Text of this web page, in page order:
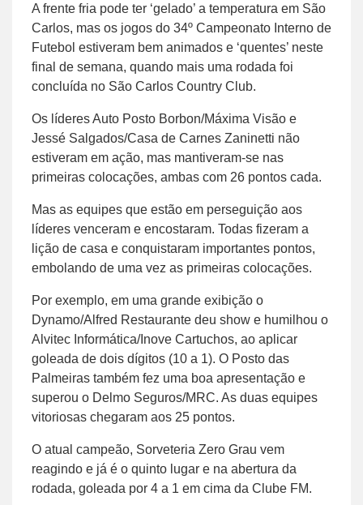
A frente fria pode ter ‘gelado’ a temperatura em São
Carlos, mas os jogos do 34º Campeonato Interno de
Futebol estiveram bem animados e ‘quentes’ neste
final de semana, quando mais uma rodada foi
concluída no São Carlos Country Club.
Os líderes Auto Posto Borbon/Máxima Visão e
Jessé Salgados/Casa de Carnes Zaninetti não
estiveram em ação, mas mantiveram-se nas
primeiras colocações, ambas com 26 pontos cada.
Mas as equipes que estão em perseguição aos
líderes venceram e encostaram. Todas fizeram a
lição de casa e conquistaram importantes pontos,
embolando de uma vez as primeiras colocações.
Por exemplo, em uma grande exibição o
Dynamo/Alfred Restaurante deu show e humilhou o
Alvitec Informática/Inove Cartuchos, ao aplicar
goleada de dois dígitos (10 a 1). O Posto das
Palmeiras também fez uma boa apresentação e
superou o Delmo Seguros/MRC. As duas equipes
vitoriosas chegaram aos 25 pontos.
O atual campeão, Sorveteria Zero Grau vem
reagindo e já é o quinto lugar e na abertura da
rodada, goleada por 4 a 1 em cima da Clube FM.